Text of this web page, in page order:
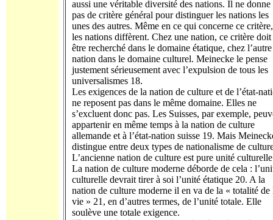
aussi une véritable diversité des nations. Il ne donne
pas de critère général pour distinguer les nations les
unes des autres. Même en ce qui concerne ce critère,
les nations diffèrent. Chez une nation, ce critère doit
être recherché dans le domaine étatique, chez l’autre
nation dans le domaine culturel. Meinecke le pense
justement sérieusement avec l’expulsion de tous les
universalismes 18.
Les exigences de la nation de culture et de l’état-
ne reposent pas dans le même domaine. Elles ne
s’excluent donc pas. Les Suisses, par exemple,
appartenir en même temps à la nation de culture
allemande et à l’état-nation suisse 19. Mais
distingue entre deux types de nationalisme de
L’ancienne nation de culture est pure unité
La nation de culture moderne déborde de cela :
culturelle devrait tirer à soi l’unité étatique 20. A la
nation de culture moderne il en va de la « totalité de
vie » 21, en d’autres termes, de l’unité totale. Elle
soulève une totale exigence.